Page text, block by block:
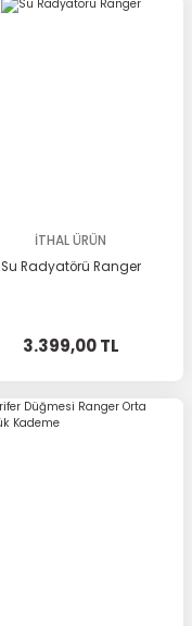
İTHAL ÜRÜN
Su Radyatörü Ranger
3.399,00 TL